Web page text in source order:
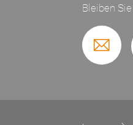
Bleiben